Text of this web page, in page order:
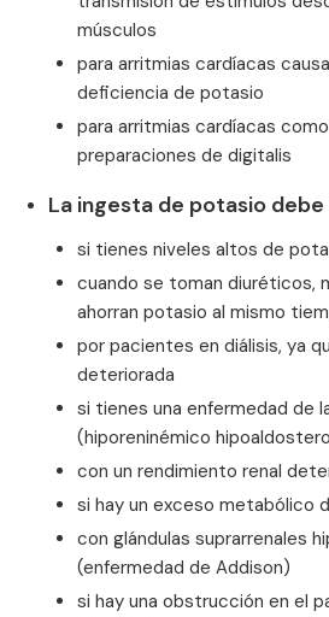
músculos
para arritmias cardíacas
deficiencia de potasio
para arritmias cardíacas
preparaciones de digitalis
La ingesta de potasio
si tienes niveles altos de
cuando se toman diuréticos,
ahorran potasio al mismo
por pacientes en diálisis, ya
deteriorada
si tienes una enfermedad de
(hiporeninémico
con un rendimiento renal
si hay un exceso metabólico
con glándulas suprarrenales
(enfermedad de Addison)
si hay una obstrucción en el